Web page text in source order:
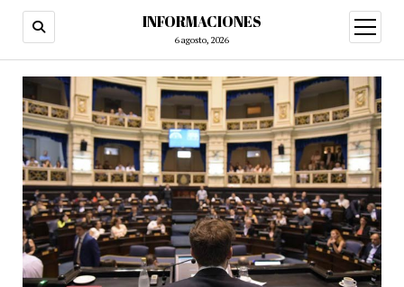
INFORMACIONES
6 agosto, 2026
abrir
menú